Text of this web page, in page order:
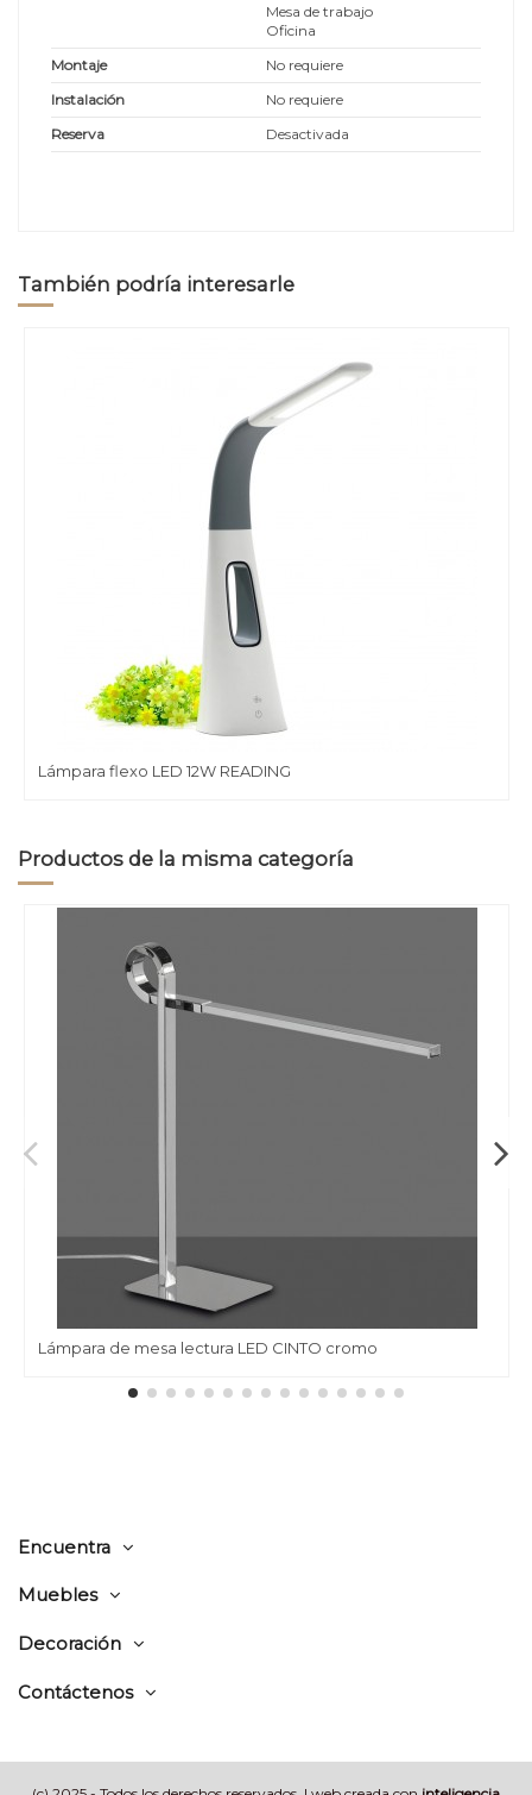
Mesa de trabajo
Oficina
Montaje
No requiere
Instalación
No requiere
Reserva
Desactivada
También podría interesarle
Lámpara flexo LED 12W READING
Productos de la misma categoría
Lámpara de mesa lectura LED CINTO cromo
Encuentra
Muebles
Decoración
Contáctenos